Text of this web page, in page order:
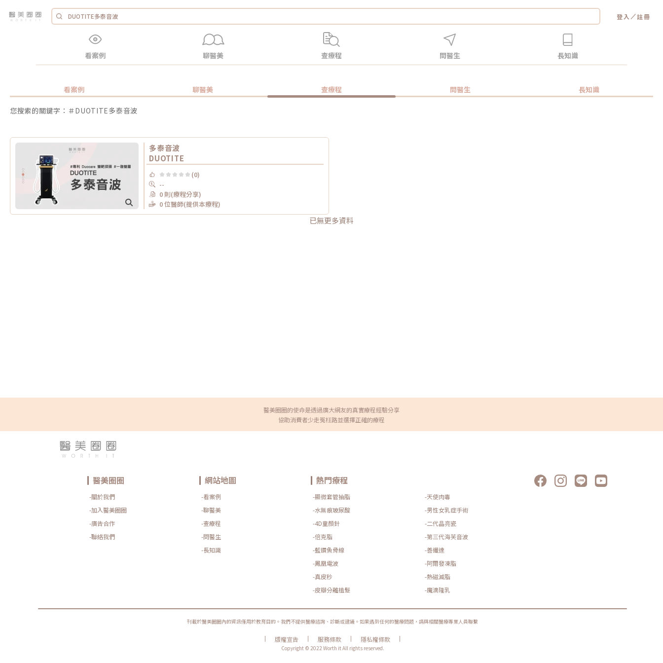
登入 ／註冊
看案例 聊醫美 查療程 問醫生 長知識
看案例 聊醫美 查療程 問醫生 長知識
您搜索的關鍵字：＃DUOTITE多泰音波
多泰音波
DUOTITE
(0)
--
0 則(療程分享)
0 位醫師(提供本療程)
已無更多資料
醫美圈圈的使命是透過廣大網友的真實療程經驗分享
協助消費者少走冤枉路並選擇正確的療程
醫美圈圈
-關於我們
-加入醫美圈圈
-廣告合作
-聯絡我們
網站地圖
-看案例
-聊醫美
-查療程
-問醫生
-長知識
熱門療程
-顯微套管抽脂
-天使肉毒
-水無痕玻尿酸
-男性女乳症手術
-4D童顏針
-二代晶亮瓷
-倍克脂
-第三代海芙音波
-藍鑽魚骨線
-善纖達
-鳳凰電波
-阿爾發凍脂
-真皮秒
-熱磁減脂
-皮瓣分離植髮
-魔滴隆乳
刊載於醫美圈圈內的資訊僅用於教育目的。我們不提供醫療諮詢、診斷或建議。如果遇到任何的醫療問題，請與相關醫療專業人員聯繫
| 版權宣告 | 服務條款 | 隱私權條款
|
Copyright © 2022 Worth it All rights reserved.